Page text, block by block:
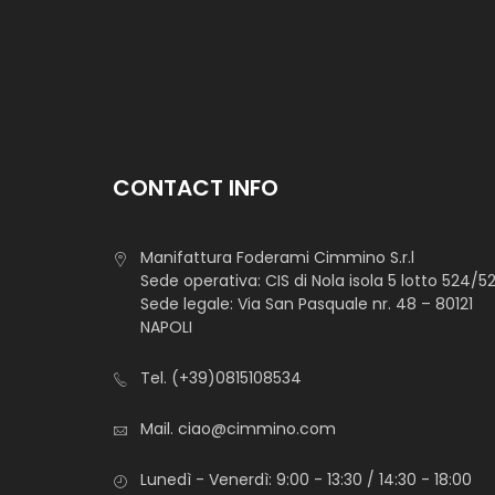
CONTACT INFO
Manifattura Foderami Cimmino S.r.l
Sede operativa: CIS di Nola isola 5 lotto 524/
Sede legale: Via San Pasquale nr. 48 – 80121
NAPOLI
Tel. (+39)0815108534
Mail. ciao@cimmino.com
Lunedì - Venerdì: 9:00 - 13:30 / 14:30 - 18:00